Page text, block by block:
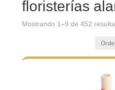
floristerías
Mostrando 1–9 de 452